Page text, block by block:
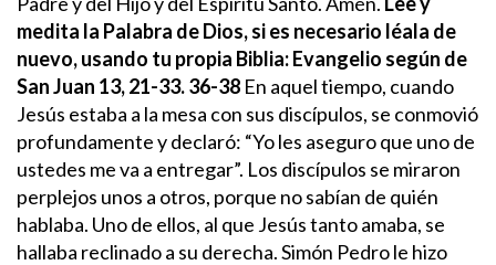
medita la Palabra de Dios, si es necesario léala de
nuevo, usando tu propia Biblia:Evangelio según de
San Juan 13, 21-33. 36-38 En aquel tiempo, cuando
Jesús estaba a la mesa con sus discípulos, se conmovió
profundamente y declaró: “Yo les aseguro que uno de
ustedes me va a entregar”. Los discípulos se miraron
perplejos unos a otros, porque no sabían de quién
hablaba. Uno de ellos, al que Jesús tanto amaba, se
hallaba reclinado a su derecha. Simón Pedro le hizo